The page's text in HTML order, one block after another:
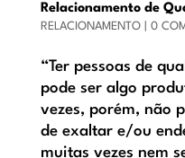
Relacionamento de
RELACIONAMENTO| 0
“Ter pessoas de
pode ser algo
vezes, porém, não
de exaltar e/ou
muitas vezes nem